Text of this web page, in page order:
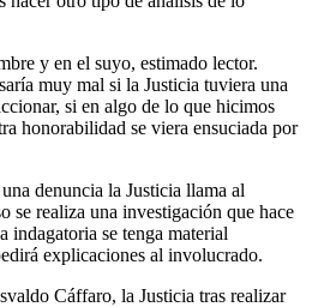
y en el suyo, estimado lector.
muy mal si la Justicia tuviera una
si en algo de lo que hicimos
honorabilidad se viera ensuciada por
denuncia la Justicia llama al
se realiza una investigación que hace
indagatoria se tenga material
explicaciones al involucrado.
Cáffaro, la Justicia tras realizar